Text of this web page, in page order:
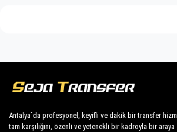
Tüm hizmetlerimizi ve
bekliyorsun ?
Antalya'daki özel transferiniz için
yapın ve Kalkan'daki otelinize seyahat
Antalya`da profesyonel, keyifli ve dakik bir transfer
tam karşılığını, özenli ve yetenekli bir kadroyla bir